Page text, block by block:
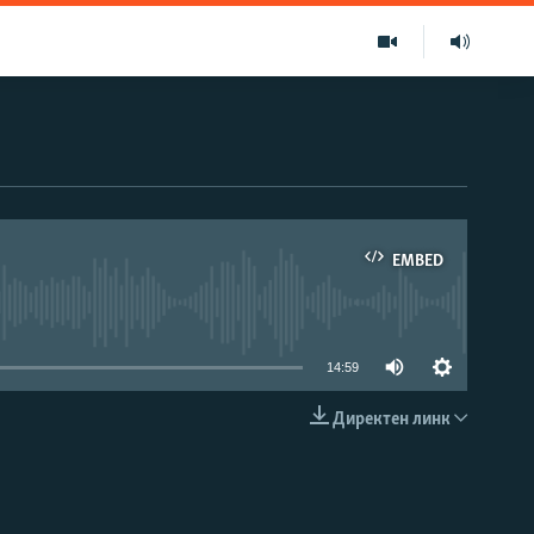
EMBED
EMBED
14:59
Директен линк